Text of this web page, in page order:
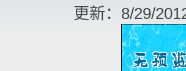
更新：8/29/